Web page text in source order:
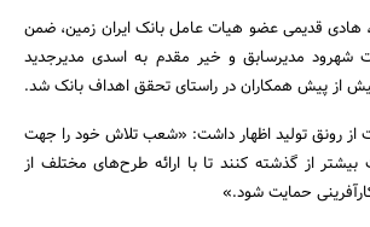
هادی قدیمی عضو هیات عامل بانک ایران زمین، ضمن
شهرود مدیرسابق و خیر مقدم به اسدی مدیرجدید
از پیش همکاران در راستای تحقق اهداف بانک شد.
از رونق تولید اظهار داشت: «شعب تلاش خود را جهت
از گذشته کنند تا با ارائه طرح‌های مختلف از
حمایت شود.»